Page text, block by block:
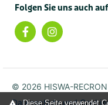
Diese Seite verwendet
Folgen Sie uns auch auf
© 2026 HISWA-RECRON
Datenschutz und